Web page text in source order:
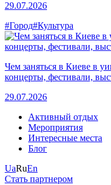
29.07.2026
#Город#Культура
Чем заняться в Киеве в
концерты, фестивали,
29.07.2026
Активный отдых
Мероприятия
Интересные места
Блог
UaRuEn
Стать партнером